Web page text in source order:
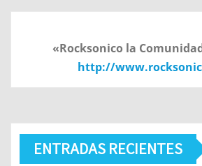
«Rocksonico la
http://
ENTRADAS RECIENTES